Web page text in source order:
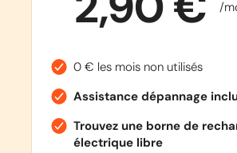
/
0 € les mois non utilisés
Assistance dépannage
Trouvez une borne de
électrique libre